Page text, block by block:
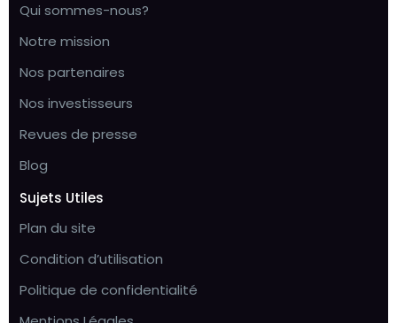
Qui sommes-nous?
Notre mission
Nos partenaires
Nos investisseurs
Revues de presse
Blog
Sujets Utiles
Plan du site
Condition d’utilisation
Politique de confidentialité